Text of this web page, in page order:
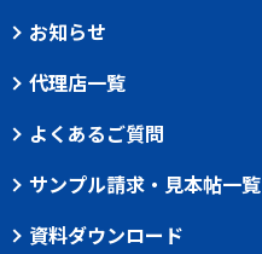
お知らせ
代理店一覧
よくあるご質問
サンプル請求・見本帖一覧
資料ダウンロード